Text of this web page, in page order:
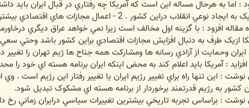
دراين کشور . 2 - اعمال مجازات هاي اقتصادي بيشتر با هدف تغيير رفتار رژيم ايران. 3 - ادامه تماس ها با هدف ازسرگيري روابط ميان واشنگتن وتهران .
مقاله افزود : با گزينه اول مخالف است زيرا نمي خواهد عراق ديگري
ازيک طرف به دنبال افزايش مجازات اقتصادي براين کشور باشد وحتي سعي
وحمايت از آزادي رسانه ها ومشارکت همه جناح ها ژيم تهران را تغيير
: آمريکا بايد اعلام کند به محض اينکه ايران برنامه هسته اي خود را
: اين تنها راه براي تغيير رژيم ايران يا تغيير رفتار اين رژيم
کشور به رژيم قدرتمند برخوردار از برنامه هسته اي مشکوک تبديل شود.
نوشت : براساس تجربه تاريخي بيشترين تغييرات سياسي درايران زماني رخ